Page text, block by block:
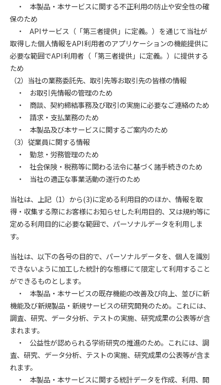
・ 本製品・本サービスに関する不正利用の防止や安全性の確
保のため
・ APIサービス（「第三者提供」に定義。）を通じて当社が
取得した個人情報をAPI利用者のアプリケーションの機能提供に
必要な範囲でAPI利用者（「第三者提供」に定義。）に提供する
ため
（2）当社の業務委託先、取引先等お取引先の皆様の情報
・ お取引先情報の管理のため
・ 商談、契約締結事務及び取引の実施に必要なご連絡のため
・ 請求・支払業務のため
・ 本製品及び本サービスに関するご案内のため
（3）従業員に関する情報
・ 勤怠・労務管理のため
・ 社会保険・税務等に関わる法令に基づく諸手続きのため
・ 当社の適正な事業活動の遂行のため
当社は、上記（1）から(3)に定める利用目的のほか、情報を取
得・収集する際にお客様にお知らせした利用目的、又は規約等に
定める利用目的に必要な範囲で、パーソナルデータを利用しま
す。
当社は、以下の各号の目的で、パーソナルデータを、個人を識別
できないように加工した統計的な態様にて限定して利用すること
ができるものとします。
・ 本製品・本サービスの既存機能の改善及び向上、並びに新
機能及び新規製品・新規サービスの研究開発のため。これには、
調査、研究、データ分析、テストの実施、研究成果の公表等が含
まれます。
・ 公益性が認められる学術研究の推進のため。これには、調
査、研究、データ分析、テストの実施、研究成果の公表等が含ま
れます。
・ 本製品・本サービスに関する統計データを作成、利用、開